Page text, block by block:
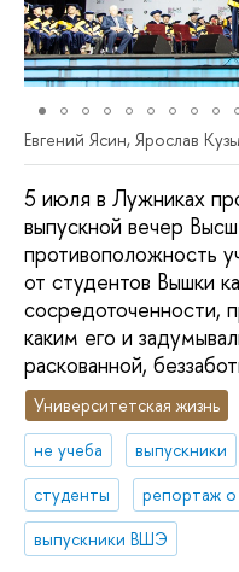
Евгений Ясин, Ярослав
5 июля в Лужниках
выпускной вечер
противоположность
от студентов Вышки
сосредоточенности,
каким его и
раскованной,
Университетская жизнь
не учеба
выпускники
студенты
репортаж
выпускники ВШЭ